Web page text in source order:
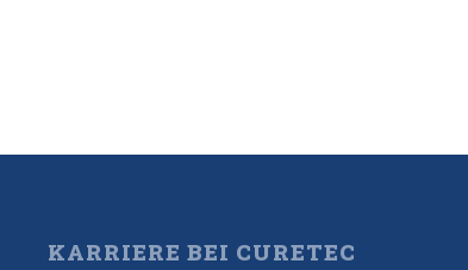
KARRIERE BEI CURETEC